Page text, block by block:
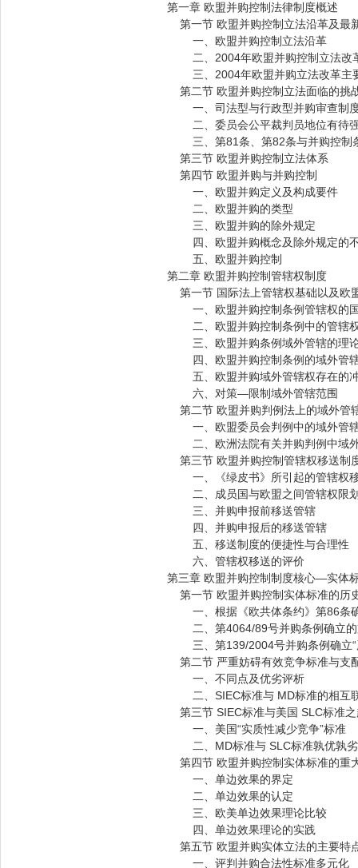
第一章 欧盟并购控制法律制度概述
第一节 欧盟并购控制立法沿革及最
一、欧盟并购控制立法沿革
二、2004年欧盟并购控制立法改
三、2004年欧盟并购立法改革主
第二节 欧盟并购控制立法面临的挑
一、司法型与行政型并购审查制
二、委员会公平裁判员地位有待
三、第81条、第82条与并购控制
第三节 欧盟并购控制立法体系
第四节 欧盟并购与并购控制
一、欧盟并购定义及构成要件
二、欧盟并购的类型
三、欧盟并购的除外规定
四、欧盟并购概念及除外规定的
五、欧盟并购控制
第二章 欧盟并购控制管辖权制度
第一节 国际法上管辖权基础以及欧
一、欧盟并购控制条例管辖权的
二、欧盟并购控制条例中的管辖
三、欧盟并购条例域外管辖的理
四、欧盟并购控制条例的域外管
五、欧盟并购域外管辖权存在的
六、对策—限制域外管辖范围
第二节 欧盟并购判例法上的域外管
一、欧盟委员会判例中的域外管
二、欧洲法院有关并购判例中域
第三节 欧盟并购控制管辖权移送制
一、《绿皮书》所引起的管辖权移
二、成员国与欧盟之间管辖权限
三、并购申报前移送管辖
四、并购申报后的移送管辖
五、移送制度的便捷性与合理性
六、管辖权移送的评价
第三章 欧盟并购控制制度核心—实体
第一节 欧盟并购控制实体标准的历
一、根据《欧共体条约》第86条
二、第4064/89号并购条例确立的
三、第139/2004号并购条例确立“
第二节 严重妨碍有效竞争标准与支
一、不同点及优劣评析
二、SIEC标准与 MD标准的相互
第三节 SIEC标准与美国 SLC标准
一、美国“实质性减少竞争”标准
二、MD标准与 SLC标准孰优孰劣
第四节 欧盟并购控制实体标准的重
一、单边效果的界定
二、单边效果的认定
三、欧美单边效果理论比较
四、单边效果理论的实践
第五节 欧盟并购实体立法的主要特
一、评判并购合法性标准多元化